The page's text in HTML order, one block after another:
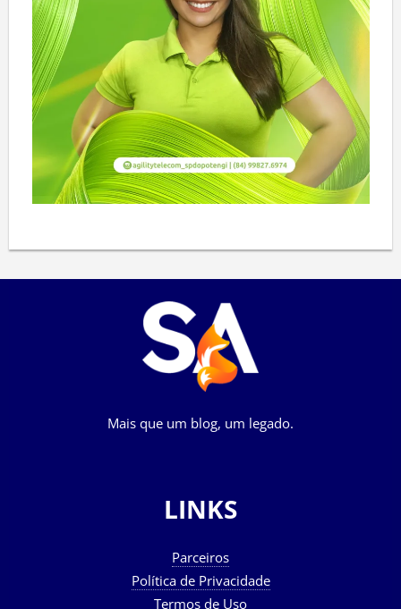
Mais que um blog, um legado.
LINKS
Parceiros
Política de Privacidade